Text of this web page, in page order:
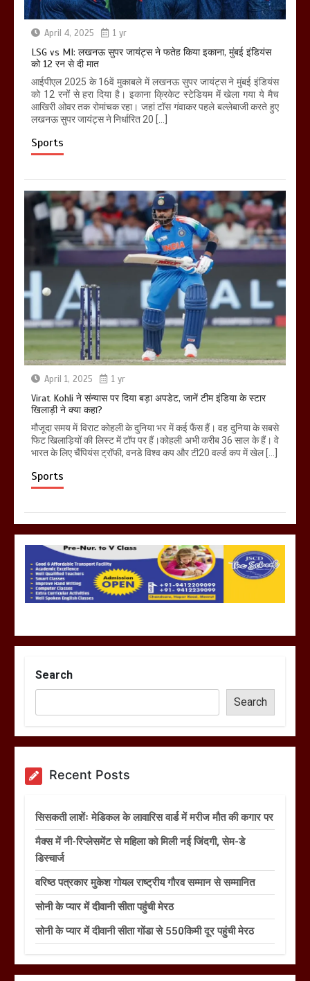
April 4, 2025 1 yr
LSG vs MI: लखनऊ सुपर जायंट्स ने फतेह किया इकाना, मुंबई इंडियंस
को 12 रन से दी मात
आईपीएल 2025 के 16वें मुकाबले में लखनऊ सुपर जायंट्स ने मुंबई इंडियंस
को 12 रनों से हरा दिया है। इकाना क्रिकेट स्टेडियम में खेला गया ये मैच
आखिरी ओवर तक रोमांचक रहा। जहां टॉस गंवाकर पहले बल्लेबाजी करते हुए
लखनऊ सुपर जायंट्स ने निर्धारित 20 […]
Sports
April 1, 2025 1 yr
Virat Kohli ने संन्यास पर दिया बड़ा अपडेट, जानें टीम इंडिया के स्टार
खिलाड़ी ने क्या कहा?
मौजूदा समय में विराट कोहली के दुनिया भर में कई फैंस हैं। वह दुनिया के सबसे
फिट खिलाड़ियों की लिस्ट में टॉप पर हैं।कोहली अभी करीब 36 साल के हैं। वे
भारत के लिए चैंपियंस ट्रॉफी, वनडे विश्व कप और टी20 वर्ल्ड कप में खेल […]
Sports
Search
Search
Recent Posts
सिसकती लाशेंः मेडिकल के लावारिस वार्ड में मरीज मौत की कगार पर
मैक्स में नी-रिप्लेसमेंट से महिला को मिली नई जिंदगी, सेम-डे
डिस्चार्ज
वरिष्ठ पत्रकार मुकेश गोयल राष्ट्रीय गौरव सम्मान से सम्मानित
सोनी के प्यार में दीवानी सीता पहुंची मेरठ
सोनी के प्यार में दीवानी सीता गोंडा से 550किमी दूर पहुंची मेरठ